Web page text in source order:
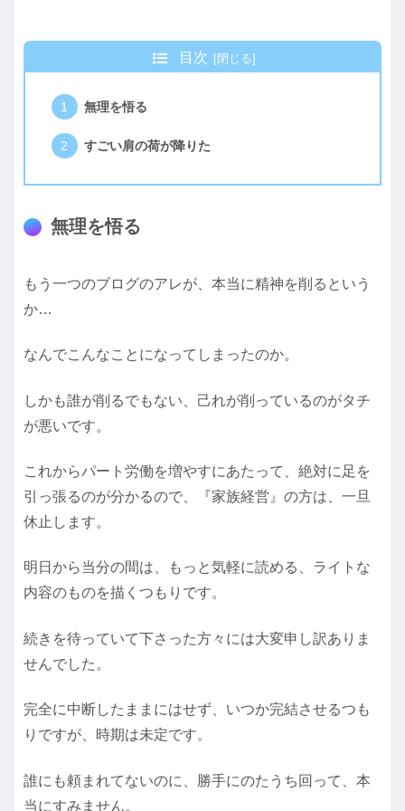
目次
無理を悟る
すごい肩の荷が降りた
無理を悟る
もう一つのブログのアレが、本当に精神を削るという
か…
なんでこんなことになってしまったのか。
しかも誰が削るでもない、己れが削っているのがタチ
が悪いです。
これからパート労働を増やすにあたって、絶対に足を
引っ張るのが分かるので、『家族経営』の方は、一旦
休止します。
明日から当分の間は、もっと気軽に読める、ライトな
内容のものを描くつもりです。
続きを待っていて下さった方々には大変申し訳ありま
せんでした。
完全に中断したままにはせず、いつか完結させるつも
りですが、時期は未定です。
誰にも頼まれてないのに、勝手にのたうち回って、本
当にすみません。